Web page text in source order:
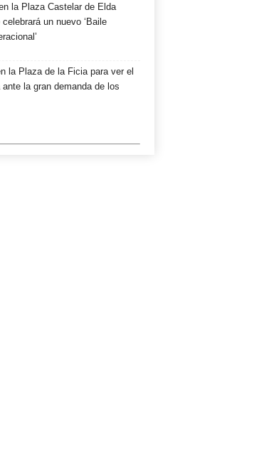
la Plaza Castelar de Elda
un nuevo ‘Baile
la Plaza de la Ficia para ver el
la gran demanda de los